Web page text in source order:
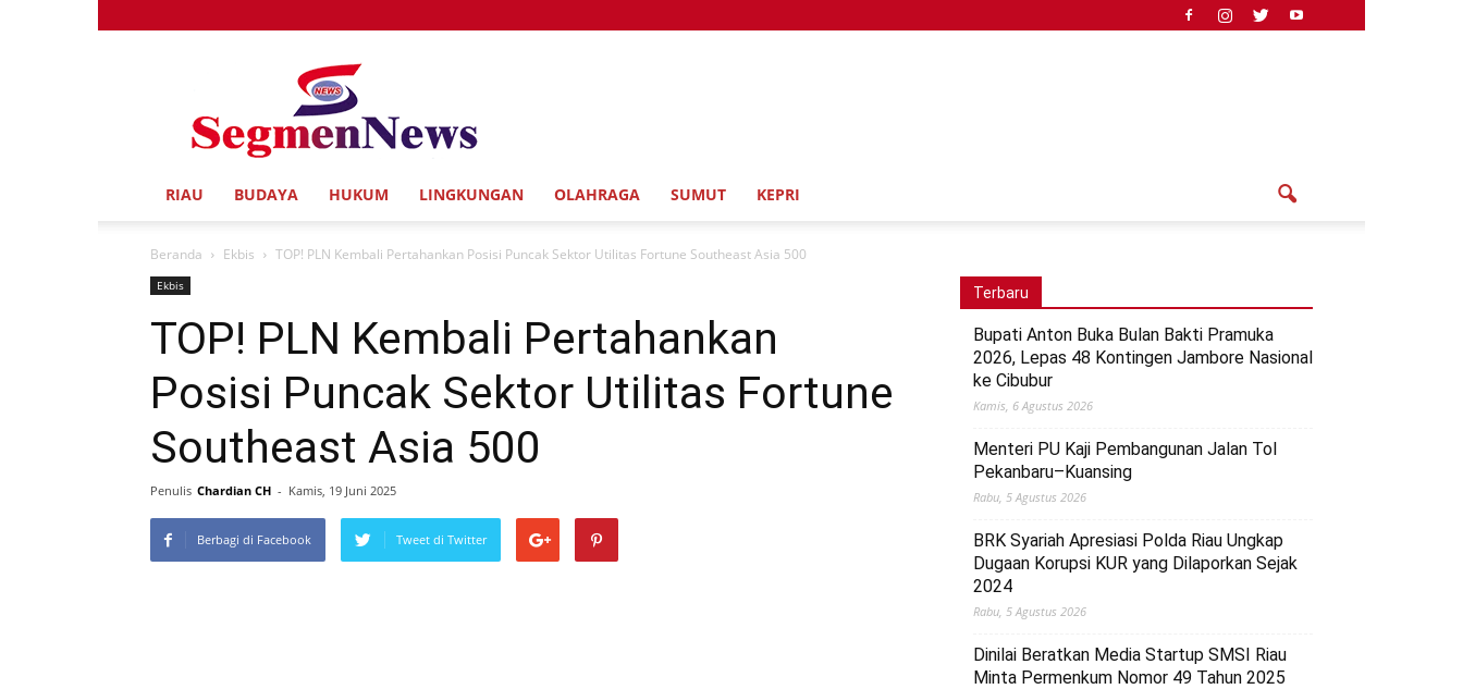
RIAU BUDAYA HUKUM LINGKUNGAN OLAHRAGA SUMUT KEPRI
Beranda Ekbis TOP! PLN Kembali Pertahankan Posisi Puncak Sektor Utilitas Fortune Southeast Asia 500
Ekbis
TOP! PLN Kembali Pertahankan
Posisi Puncak Sektor Utilitas Fortune
Southeast Asia 500
Penulis Chardian CH - Kamis, 19 Juni 2025
Berbagi di Facebook Tweet di Twitter
Terbaru
Bupati Anton Buka Bulan Bakti Pramuka
2026, Lepas 48 Kontingen Jambore Nasional
ke Cibubur
Kamis, 6 Agustus 2026
Menteri PU Kaji Pembangunan Jalan Tol
Pekanbaru–Kuansing
Rabu, 5 Agustus 2026
BRK Syariah Apresiasi Polda Riau Ungkap
Dugaan Korupsi KUR yang Dilaporkan Sejak
2024
Rabu, 5 Agustus 2026
Dinilai Beratkan Media Startup SMSI Riau
Minta Permenkum Nomor 49 Tahun 2025